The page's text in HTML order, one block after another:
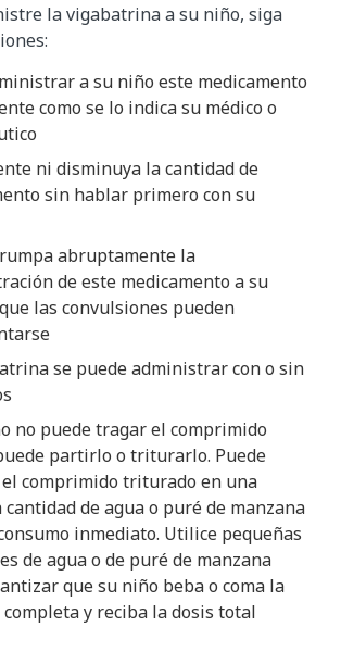
la vigabatrina a su niño, siga
a su niño este medicamento
como se lo indica su médico o
ni disminuya la cantidad de
sin hablar primero con su
abruptamente la
de este medicamento a su
las convulsiones pueden
se puede administrar con o sin
no puede tragar el comprimido
partirlo o triturarlo. Puede
comprimido triturado en una
cantidad de agua o puré de manzana
inmediato. Utilice pequeñas
de agua o de puré de manzana
que su niño beba o coma la
y reciba la dosis total